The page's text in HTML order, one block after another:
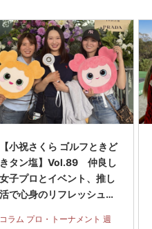
【小祝さくら ゴルフときど
きタン塩】Vol.89 仲良し
女子プロとイベント、推し
活で心身のリフレッシュで
コラム プロ・トーナメント 週